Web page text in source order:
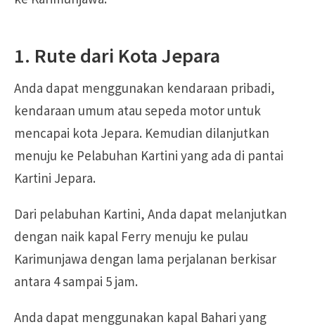
1. Rute dari Kota Jepara
Anda dapat menggunakan kendaraan pribadi,
kendaraan umum atau sepeda motor untuk
mencapai kota Jepara. Kemudian dilanjutkan
menuju ke Pelabuhan Kartini yang ada di pantai
Kartini Jepara.
Dari pelabuhan Kartini, Anda dapat melanjutkan
dengan naik kapal Ferry menuju ke pulau
Karimunjawa dengan lama perjalanan berkisar
antara 4 sampai 5 jam.
Anda dapat menggunakan kapal Bahari yang